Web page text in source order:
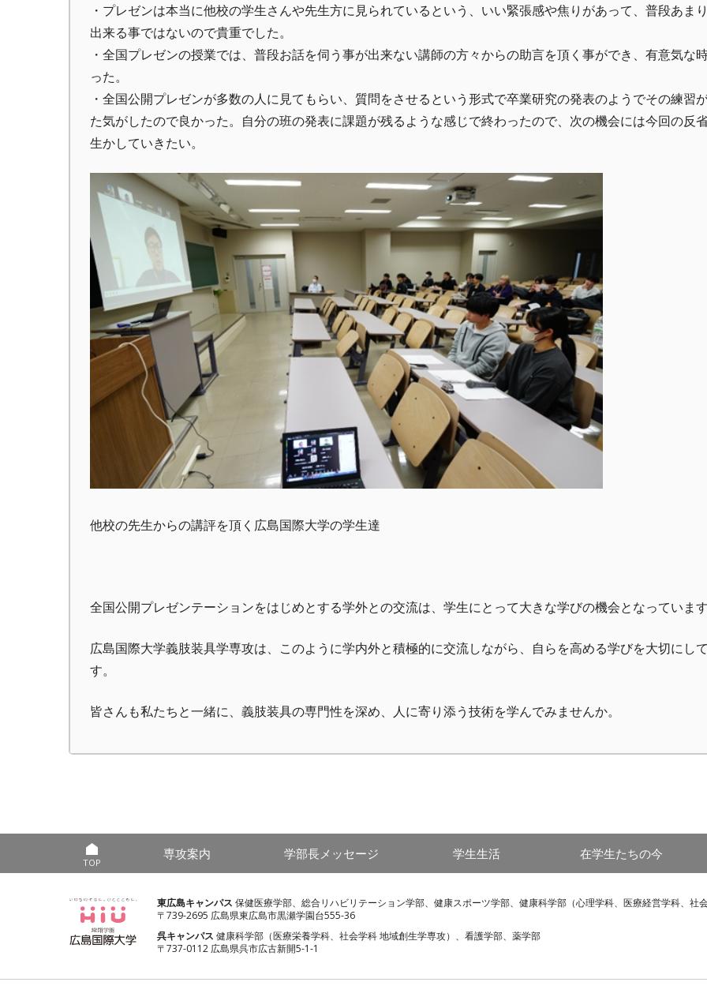
・プレゼンは本当に他校の学生さんや先生方に見られているという、いい緊張感や焦りがあって、普段あま
出来る事ではないので貴重でした。
・全国プレゼンの授業では、普段お話を伺う事が出来ない講師の方々からの助言を頂く事ができ、有意気な
った。
・全国公開プレゼンが多数の人に見てもらい、質問をさせるという形式で卒業研究の発表のようでその練習
た気がしたので良かった。自分の班の発表に課題が残るような感じで終わったので、次の機会には今回の反
生かしていきたい。
他校の先生からの講評を頂く広島国際大学の学生達
全国公開プレゼンテーションをはじめとする学外との交流は、学生にとって大きな学びの機会となっていま
広島国際大学義肢装具学専攻は、このように学内外と積極的に交流しながら、自らを高める学びを大切にし
す。
皆さんも私たちと一緒に、義肢装具の専門性を深め、人に寄り添う技術を学んでみませんか。
TOP
専攻案内 学部長メッセージ 学生生活 在学生たちの今
東広島キャンパス 保健医療学部、総合リハビリテーション学部、健康スポーツ学部、健康科学部（心理学科、医療経営学科、社
〒739-2695 広島県東広島市黒瀬学園台555-36
呉キャンパス 健康科学部（医療栄養学科、社会学科 地域創生学専攻）、看護学部、薬学部
〒737-0112 広島県呉市広古新開5-1-1